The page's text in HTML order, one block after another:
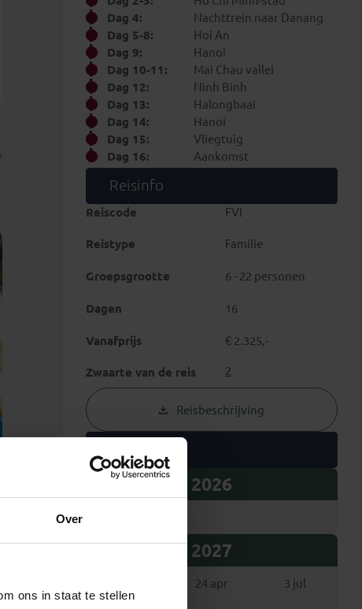
Over
ons in staat te stellen
DAG 16
Dag 4:
Nachttrein naar Danang
Dag 5-8:
Hoi An
Dag 9:
Hanoi
Dag 10-11:
Mai Chau vallei
Dag 12:
Ninh Binh
Dag 13:
Halongbaai
Dag 14:
Hanoi
Dag 15:
Vliegtuig
Dag 16:
Aankomst
Reisinfo
Reiscode FVI
Reistype Familie
Groepsgrootte 6 - 22 personen
Dagen 16
Vanafprijs € 2.325,-
Zwaarte van de reis 2
Reisbeschrijving
2026
2027
24 apr 3 jul